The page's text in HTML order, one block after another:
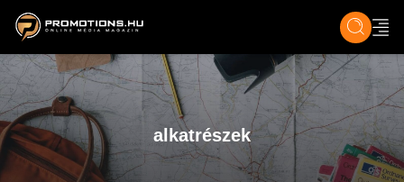
ZENE, FILM & KULT ÉLET TECH &
alkatrészek